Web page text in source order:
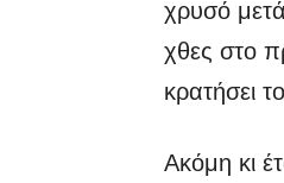
χρυσό
χθες στο
κρατήσει
Ακόμη κι